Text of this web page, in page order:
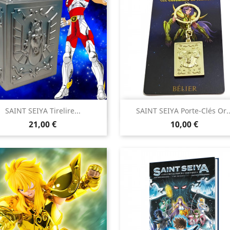
SAINT SEIYA Tirelire...
Prix
21,00 €
Aperçu rapide SAINT SEIYA Porte-Clés
Prix
10,00 €
Aperçu rapide